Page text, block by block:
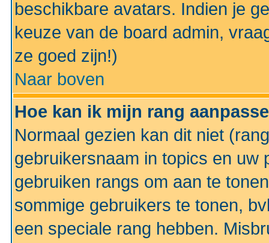
beschikbare avatars. Indien je
keuze van de board admin,
ze goed zijn!)
Naar boven
Hoe kan ik mijn rang
Normaal gezien kan dit niet
gebruikersnaam in topics en uw
gebruiken rangs om aan te
sommige gebruikers te tonen,
een speciale rang hebben.